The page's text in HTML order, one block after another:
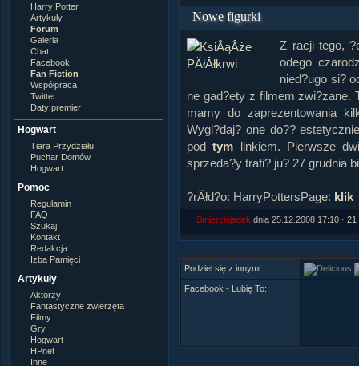
Harry Potter
Artykuły
Forum
Galeria
Chat
Facebook
Fan Fiction
Współpraca
Twitter
Daty premier
Hogwart
Tiara Przydziału
Puchar Domów
Hogwart
Pomoc
Regulamin
FAQ
Szukaj
Kontakt
Redakcja
Izba Pamięci
Artykuły
Aktorzy
Fantastyczne zwierzęta
Filmy
Gry
Hogwart
HPnet
Inne
Nowe figurki
Z racji tego,
odego
nied?ugo si?
ne gad?ety z filmem
mamy do zaprezentowania
Wygl?daj? one do??
podtym linkiem. Pierwsze
sprzeda?y trafi? ju? 27 grudnia
?rĂłd?o: HarryPottersPage: klik
Smierciojadek dnia 25.12.2008 17:10 ·21
Podziel się z innymi:
Facebook - Lubię To: